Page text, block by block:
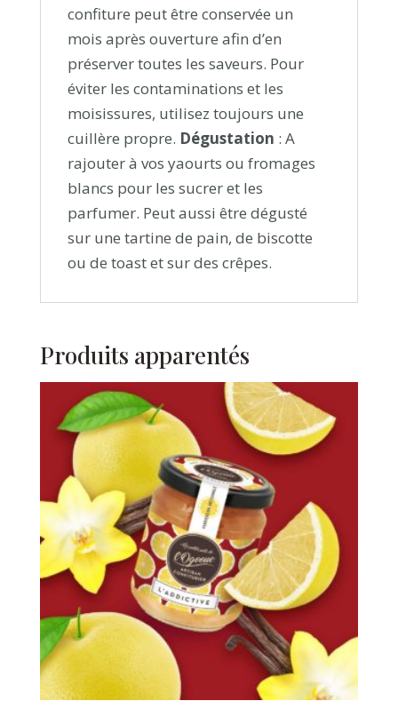
confiture peut être conservée un
mois après ouverture afin d’en
préserver toutes les saveurs. Pour
éviter les contaminations et les
moisissures, utilisez toujours une
cuillère propre. Dégustation : A
rajouter à vos yaourts ou fromages
blancs pour les sucrer et les
parfumer. Peut aussi être dégusté
sur une tartine de pain, de biscotte
ou de toast et sur des crêpes.
Produits apparentés